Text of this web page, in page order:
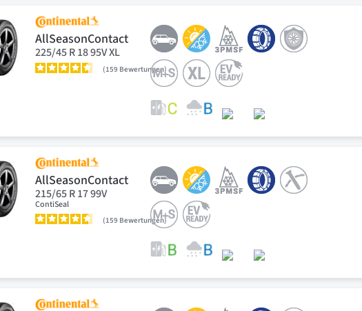
AllSeasonContact
225/45 R 18 95V XL
159 Bewertungen
AllSeasonContact
215/65 R 17 99V
ContiSeal
159 Bewertungen